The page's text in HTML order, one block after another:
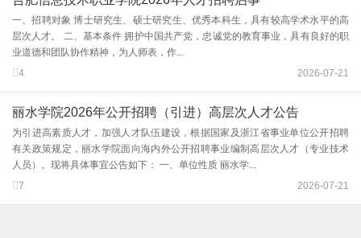
一、招聘对象 博士研究生、硕士研究生、优秀本科生，具有较高学术水平的高
层次人才。 二、基本条件 拥护中国共产党，忠诚党的教育事业，具有良好的职
业道德和团队协作精神，为人师表，作...
4
2026-07-21
丽水学院2026年公开招聘（引进）高层次人才公告
为引进高素质人才，加强人才队伍建设，根据国家及浙江省事业单位公开招聘
有关政策规定，丽水学院面向海内外公开招聘事业编制高层次人才（专业技术
人员）。现将具体事宜公告如下： 一、单位性质 丽水学...
7
2026-07-21